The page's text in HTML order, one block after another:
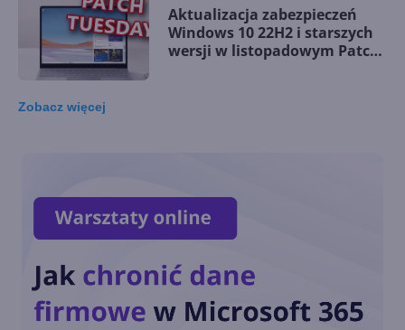
Aktualizacja zabezpieczeń
Windows 10 22H2 i starszych
wersji w listopadowym Patch
pobranie Paint 3D
Zobacz więcej